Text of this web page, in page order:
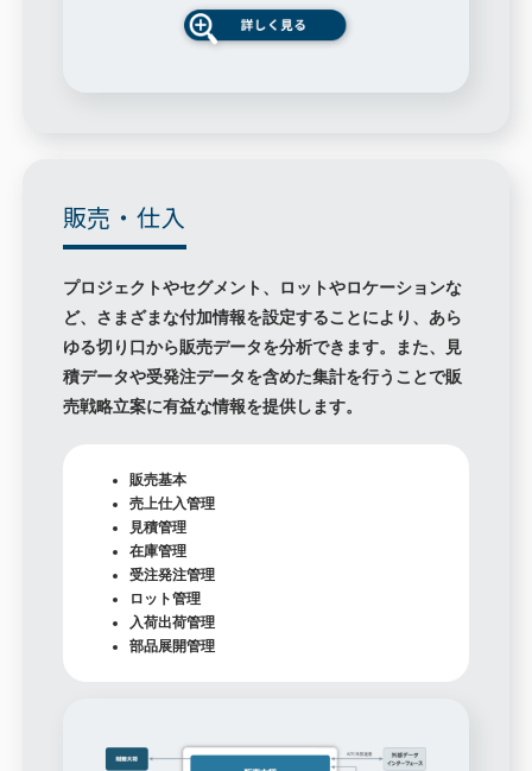
販売・仕入
プロジェクトやセグメント、ロットやロケーションな
ど、さまざまな付加情報を設定することにより、あら
ゆる切り口から販売データを分析できます。また、見
積データや受発注データを含めた集計を行うことで販
売戦略立案に有益な情報を提供します。
販売基本
売上仕入管理
見積管理
在庫管理
受注発注管理
ロット管理
入荷出荷管理
部品展開管理